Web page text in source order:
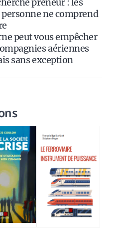
preneur : les
ne comprend
peut vous empêcher
aériennes
sans exception